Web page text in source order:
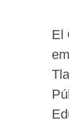
El